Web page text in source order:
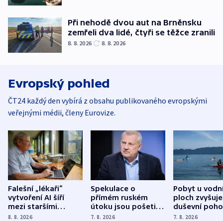
Při nehodě dvou aut na Brněnsku
zemřeli dva lidé, čtyři se těžce zranili
8. 8. 2026 8. 8. 2026
Evropský pohled
ČT24 každý den vybírá z obsahu publikovaného evropskými
veřejnými médii, členy Eurovize.
Falešní „lékaři“
vytvoření AI šíří
mezi staršími
Poláky nebezpečné
8. 8. 2026
Spekulace o
přímém ruském
útoku jsou pošetilé,
míní estonský
7. 8. 2026
Pobyt u
ploch zvyšuje
duševní
ukázala
7. 8. 2026